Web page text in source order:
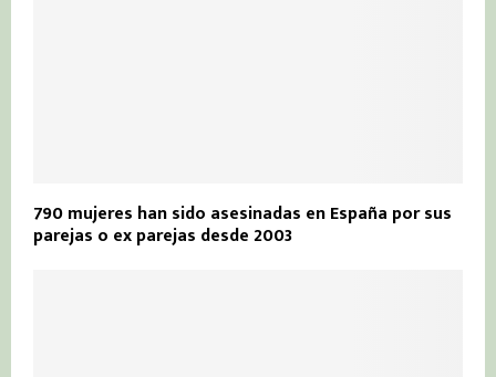
790 mujeres han sido asesinadas en España por sus
parejas o ex parejas desde 2003